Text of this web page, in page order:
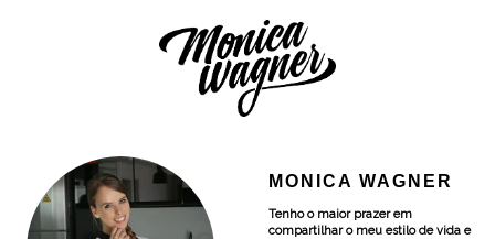
MONICA WAGNER
Tenho o maior prazer em
compartilhar o meu estilo de vida e